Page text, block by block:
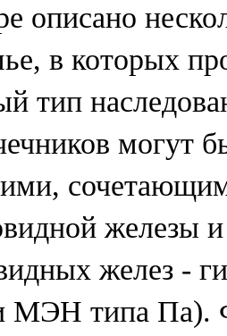
описано
в которых
тип
могут
железы
желез -
МЭН типа Па).